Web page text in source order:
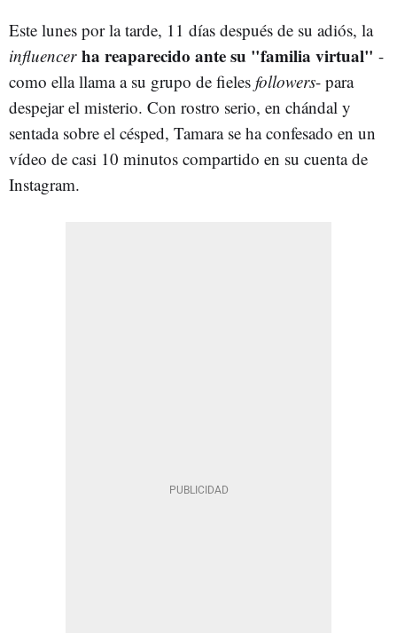
Este lunes por la tarde, 11 días después de su adiós, la
influencer ha reaparecido ante su "familia virtual" -
como ella llama a su grupo de fieles followers- para
despejar el misterio. Con rostro serio, en chándal y
sentada sobre el césped, Tamara se ha confesado en un
vídeo de casi 10 minutos compartido en su cuenta de
Instagram.